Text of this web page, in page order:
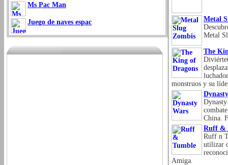
Ms Pac Man
Juego de naves espac
Metal
Metal
The
monstruos y su
China.
Ruff &
Ruff n
utilizar
Amiga.